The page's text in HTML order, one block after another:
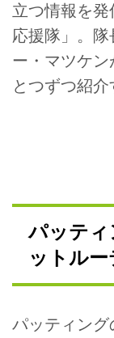
立つ情報を
応援隊」。
ー・マツケ
とつずつ紹介
パッテ
ットル
パッティング